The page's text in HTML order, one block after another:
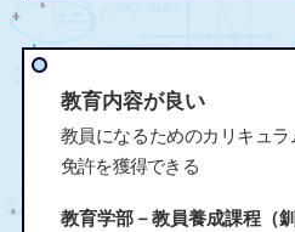
教育内容が良い
教員になるためのカリキュ
免許を獲得できる
教育学部－教員養成課程（